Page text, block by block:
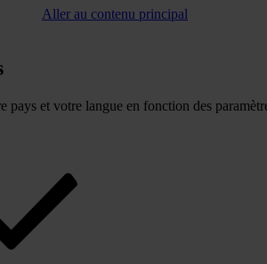
Aller au contenu principal
pays et votre langue en fonction des